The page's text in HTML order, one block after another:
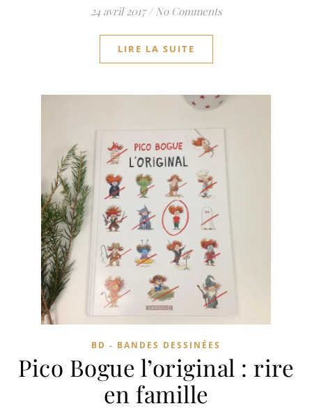
24 avril 2017 / No Comments
LIRE LA SUITE
BD - BANDES DESSINÉES
Pico Bogue l’original : rire
en famille